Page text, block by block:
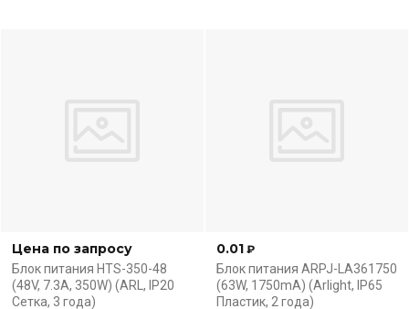
Цена по запросу
Блок питания HTS-350-48
(48V, 7.3A, 350W) (ARL, IP20
Сетка, 3 года)
0.01 ₽
Блок питания ARPJ-LA361750
(63W, 1750mA) (Arlight, IP65
Пластик, 2 года)